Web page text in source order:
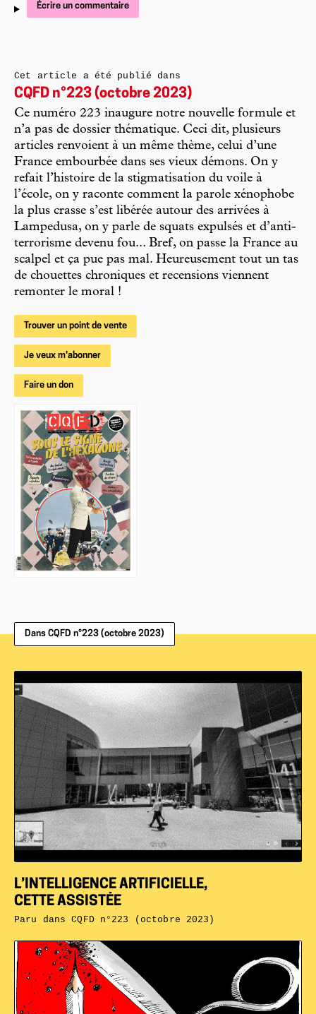
Écrire un commentaire
Cet article a été publié dans
CQFD n°223 (octobre 2023)
Ce numéro 223 inaugure notre nouvelle formule et
n’a pas de dossier thématique. Ceci dit, plusieurs
articles renvoient à un même thème, celui d’une
France embourbée dans ses vieux démons. On y
refait l’histoire de la stigmatisation du voile à
l’école, on y raconte comment la parole xénophobe
la plus crasse s’est libérée autour des arrivées à
Lampedusa, on y parle de squats expulsés et d’anti-
terrorisme devenu fou... Bref, on passe la France au
scalpel et ça pue pas mal. Heureusement tout un tas
de chouettes chroniques et recensions viennent
remonter le moral !
Trouver un point de vente
Je veux m'abonner
Faire un don
Dans CQFD n°223 (octobre 2023)
L’INTELLIGENCE ARTIFICIELLE,
CETTE ASSISTÉE
Paru dansCQFD n°223 (octobre 2023)